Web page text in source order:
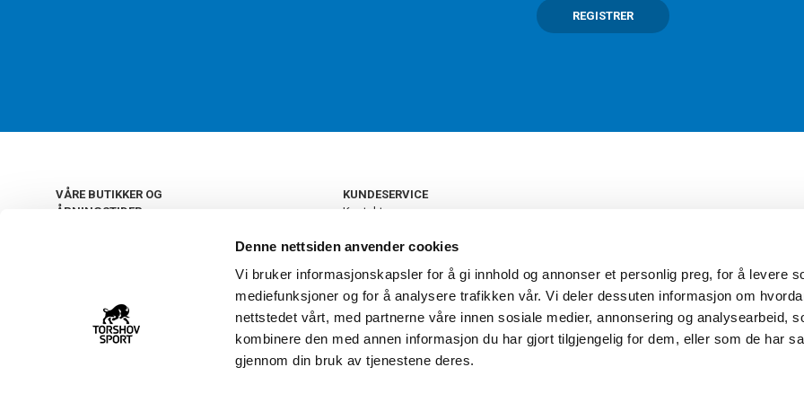
Denne nettsiden anvender cookies
Vi bruker informasjonskapsler for å gi innhold og annonser et personlig preg, for å levere
mediefunksjoner og for å analysere trafikken vår. Vi deler dessuten informasjon om
nettstedet vårt, med partnerne våre innen sosiale medier, annonsering og analysearbeid,
kombinere den med annen informasjon du har gjort tilgjengelig for dem, eller som de har
gjennom din bruk av tjenestene deres.
REGISTRER
VÅRE BUTIKKER OG
ÅPNINGSTIDER
22 09 20 20
KUNDESERVICE
Kontakt oss
Retur og bytte
Personvern
Frakt og levering
Ledige stillinger
FAQ - Ofte stilte spørsmål
Åpenhetsloven
Torshov Sport har over 90 års
klubbhandel. Torshov Sport har
Drammen, Sandvika Storsenter